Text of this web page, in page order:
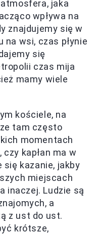
jaka
wpływa na
znajdujemy się w
na wsi, czas płynie
się
czas mija
mamy wiele
kościele, na
tam często
momentach
kapłan ma w
się kazanie, jakby
miejscach
inaczej. Ludzie są
a
z ust do ust.
krótsze,